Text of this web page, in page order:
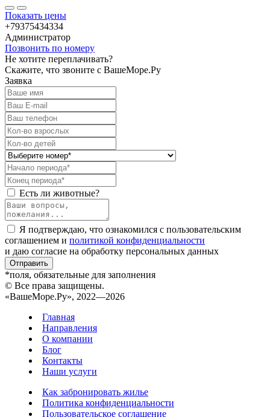
Показать цены
+79375434334
Администратор
Позвонить по номеру
Не хотите переплачивать?
Скажите, что звоните с ВашеМоре.Ру
Заявка
Есть ли животные?
Я подтверждаю, что ознакомился с пользовательским
соглашением и политикой конфиденциальности
и даю согласие на обработку персональных данных
Отправить
*поля, обязательные для заполнения
© Все права защищены.
«ВашеМоре.Ру», 2022—2026
Главная
Направления
О компании
Блог
Контакты
Наши услуги
Как забронировать жилье
Политика конфиденциальности
Пользовательское соглашение